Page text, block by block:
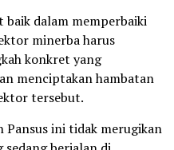
dalam memperbaiki
minerba harus
konkret yang
menciptakan hambatan
tersebut.
Pansus ini tidak merugikan